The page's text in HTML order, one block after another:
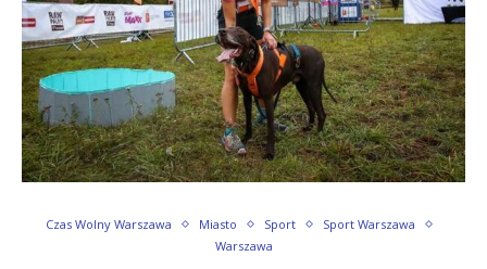
Czas Wolny Warszawa Miasto Sport
Sport Warszawa
Warszawa